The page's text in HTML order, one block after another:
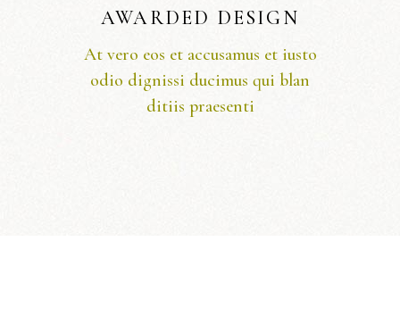
AWARDED DESIGN
At vero eos et accusamus et iusto
odio dignissi ducimus qui blan
ditiis praesenti